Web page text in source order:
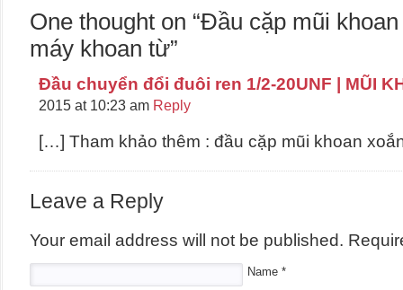
One thought on “Đầu cặp mũi
máy khoan từ”
Đầu chuyển đổi đuôi ren 1/2-20UNF | MŨI
2015 at 10:23 am Reply
[…] Tham khảo thêm : đầu cặp mũi khoan
Leave a Reply
Your email address will not be published.
Name *